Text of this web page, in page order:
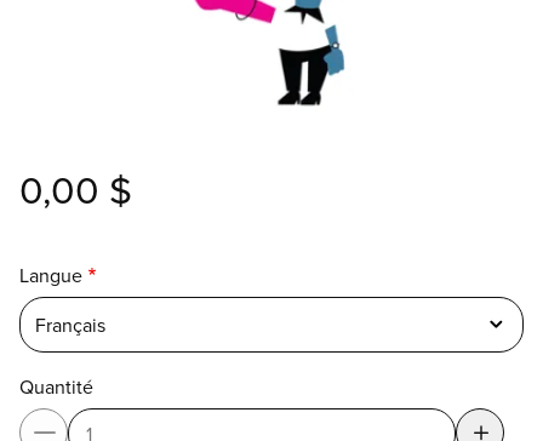
0,00 $
Langue
Français
Quantité